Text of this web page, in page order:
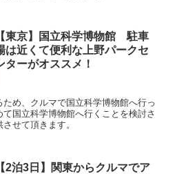
【東京】国立科学博物館 駐車
は近くて便利な上野パークセ
ターがオススメ！
め、クルマで国立科学博物館へ行っ
国立科学博物館へ行くことを検討さ
せて頂きます。
【2泊3日】関東からクルマでア